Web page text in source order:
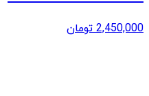
2,450,000 تومان